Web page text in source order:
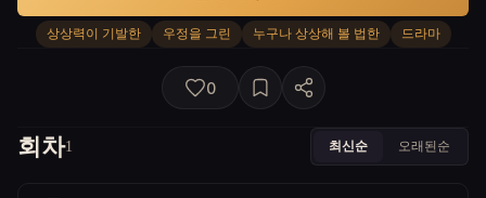
상상력이 기발한 우정을 그린 누구나 상상해 볼 법한 드라마
0
회차1 최신순 오래된순